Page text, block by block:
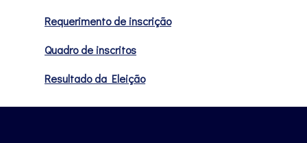
Requerimento de inscrição
Quadro de inscritos
Resultado da Eleição